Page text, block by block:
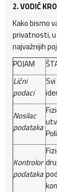
2. VODIČ
Kako bismo
privatnosti,
najvažnijih
POJAM
Lični
podaci
Nosilac
podataka
Kontrolor
podataka